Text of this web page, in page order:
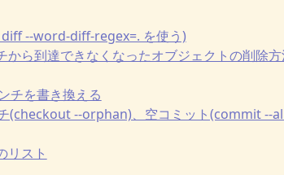
--word-diff-regex=. を使う)
ら到達できなくなったオブジェクトの削除
チを書き換える
(checkout --orphan)、空コミット(commit --
リスト